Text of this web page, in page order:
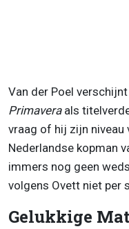
Van der Poel
Primavera als
vraag of hij zijn niveau
Nederlandse kopman
immers nog geen
volgens Ovett niet per
Gelukkige